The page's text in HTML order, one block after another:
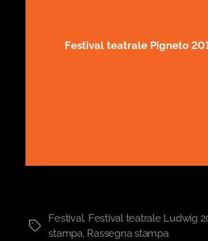
Festival teatrale Pigneto
Tag
Festival, Festival teatrale Ludwig
stampa, Rassegna stampa